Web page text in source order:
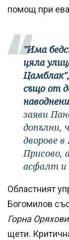
помощ при
"Има
цяла
също от
заяви
допълни,
дворове
Присово,
асфалт и
Областният
Богомилов
Горна
щети.